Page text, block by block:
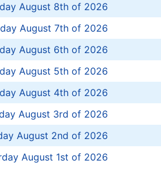
August 8th of 2026
August 7th of 2026
August 6th of 2026
August 5th of 2026
August 4th of 2026
August 3rd of 2026
August 2nd of 2026
August 1st of 2026